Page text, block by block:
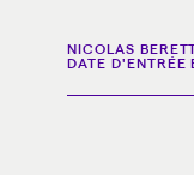
NICOLAS
DATE D'ENTRÉE